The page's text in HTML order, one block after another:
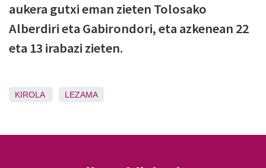
aukera gutxi eman zieten Tolosako
Alberdiri eta Gabirondori, eta azkenean 22
eta 13 irabazi zieten.
KIROLA LEZAMA